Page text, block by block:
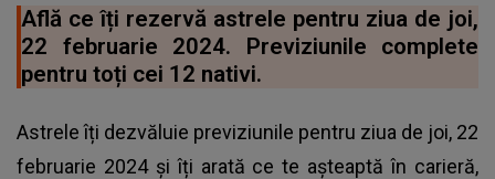
Află ce îți rezervă astrele pentru ziua de joi,
22 februarie 2024. Previziunile complete
pentru toți cei 12 nativi.
Astrele îți dezvăluie previziunile pentru ziua de joi, 22
februarie 2024 și îți arată ce te așteaptă în carieră,